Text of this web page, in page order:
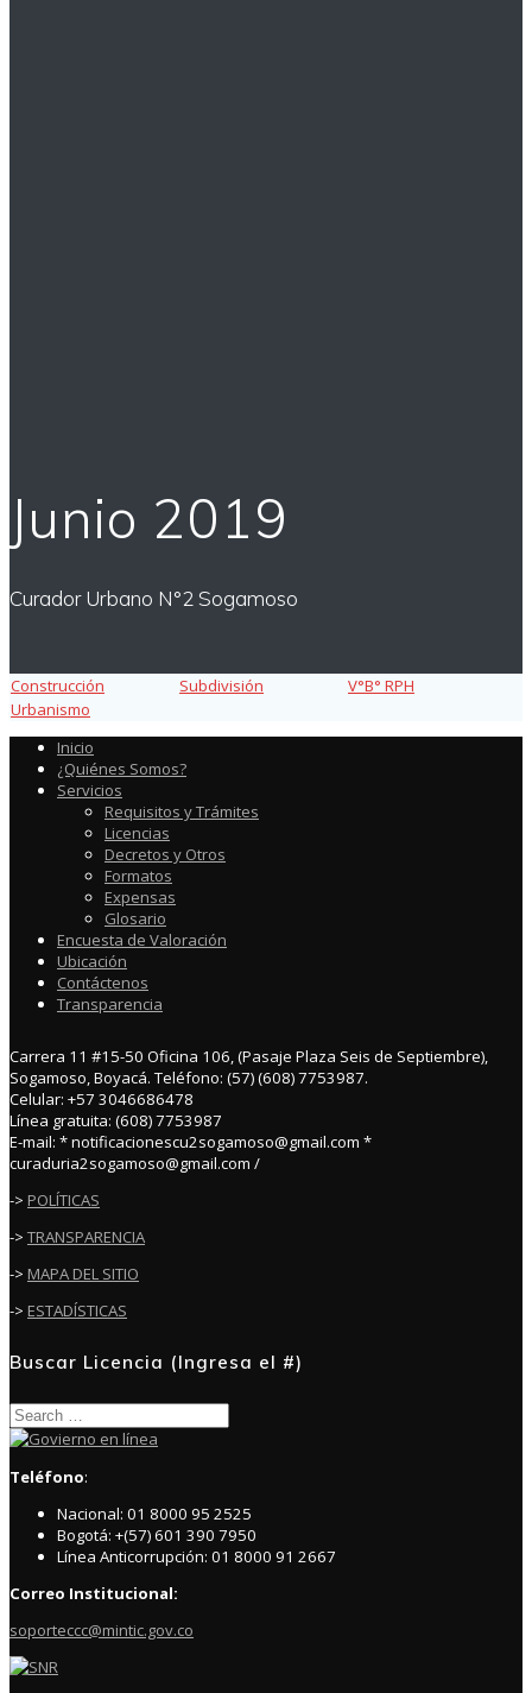
Junio 2019
Curador Urbano N°2 Sogamoso
Construcción Subdivisión
V°B° RPH
Urbanismo
Inicio
¿Quiénes Somos?
Servicios
Requisitos y Trámites
Licencias
Decretos y Otros
Formatos
Expensas
Glosario
Encuesta de Valoración
Ubicación
Contáctenos
Transparencia
Carrera 11 #15-50 Oficina 106, (Pasaje Plaza Seis de Septiembre),
Sogamoso, Boyacá. Teléfono: (57) (608) 7753987.
Celular: +57 3046686478
Línea gratuita: (608) 7753987
E-mail: * notificacionescu2sogamoso@gmail.com *
curaduria2sogamoso@gmail.com /
-> POLÍTICAS
-> TRANSPARENCIA
-> MAPA DEL SITIO
-> ESTADÍSTICAS
Buscar Licencia (Ingresa el #)
Search
for:
Teléfono:
Nacional: 01 8000 95 2525
Bogotá: +(57) 601 390 7950
Línea Anticorrupción: 01 8000 91 2667
Correo Institucional:
soporteccc@mintic.gov.co